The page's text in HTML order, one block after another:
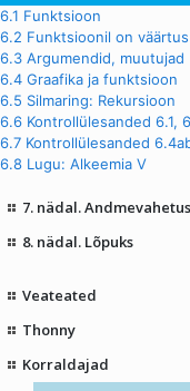
6.1 Funktsioon
6.2 Funktsioonil on väärtus
6.3 Argumendid, muutujad
6.4 Graafika ja funktsioon
6.5 Silmaring: Rekursioon
6.6 Kontrollülesanded 6.1,
6.7 Kontrollülesanded
6.8 Lugu: Alkeemia V
7. nädal.
8. nädal. Lõpuks
Veateated
Thonny
Korraldajad